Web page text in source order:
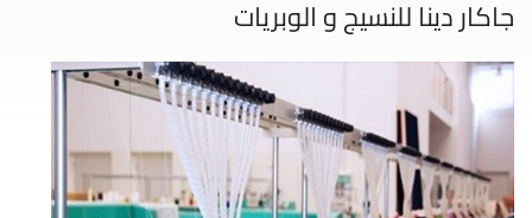
دينا للنسيج و الوبريات